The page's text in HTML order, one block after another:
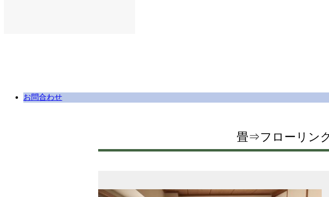
お問合わせ
畳⇒フローリン